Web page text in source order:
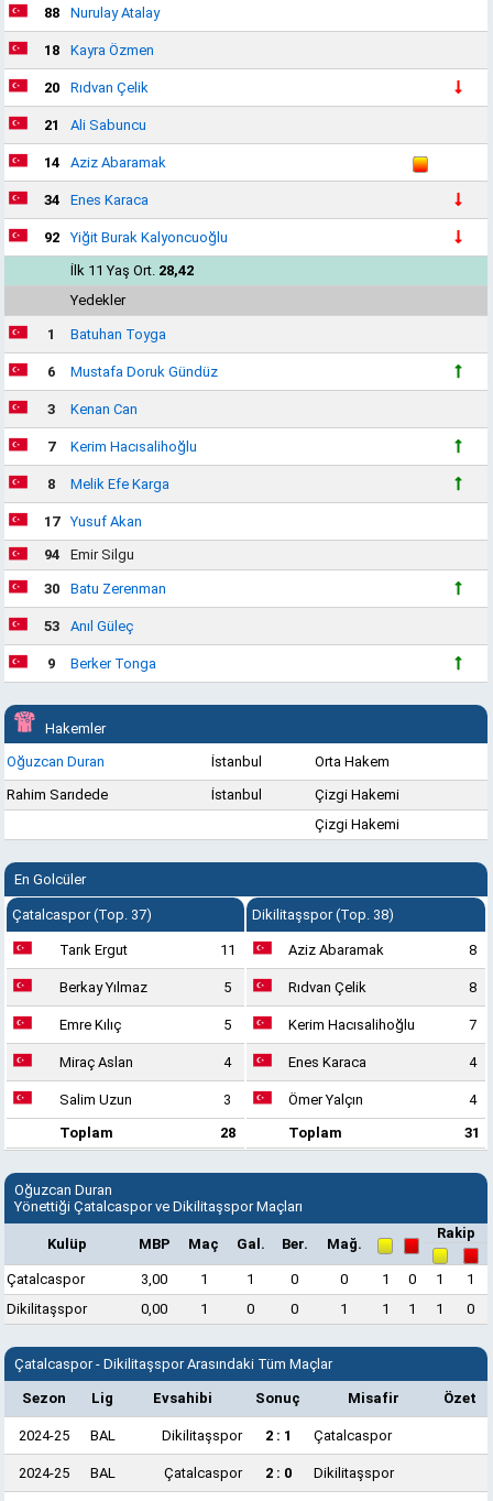
88 Nurulay Atalay
18 Kayra Özmen
20 Rıdvan Çelik
21 Ali Sabuncu
14 Aziz Abaramak
34 Enes Karaca
92
Yiğit Burak Kalyoncuoğlu
İlk 11 Yaş Ort. 28,42
Yedekler
1 Batuhan Toyga
6 Mustafa Doruk Gündüz
3 Kenan Can
7 Kerim Hacısalihoğlu
8 Melik Efe Karga
17
Yusuf Akan
94
Emir Silgu
30 Batu Zerenman
53 Anıl Güleç
9 Berker Tonga
Hakemler
Oğuzcan Duran
İstanbul
Orta Hakem
Rahim Sarıdede
İstanbul
Çizgi Hakemi
Çizgi Hakemi
En Golcüler
Çatalcaspor (Top. 37)
Tarık Ergut 11
Berkay Yılmaz 5
Emre Kılıç 5
Miraç Aslan 4
Salim Uzun
3
Toplam
28
Dikilitaşspor (Top. 38)
Aziz Abaramak 8
Rıdvan Çelik 8
Kerim Hacısalihoğlu 7
Enes Karaca 4
Ömer Yalçın
4
Toplam
31
Oğuzcan Duran
Yönettiği Çatalcaspor ve Dikilitaşspor Maçları
Kulüp MBP Maç Gal. Ber. Mağ.
Rakip
Çatalcaspor 3,00 1 1 0 0 1 0 1
1
Dikilitaşspor
0,00 1 0 0 1 1 1 1 0
Çatalcaspor - Dikilitaşspor Arasındaki Tüm Maçlar
Sezon Lig Evsahibi Sonuç Misafir Özet
2024-25 BAL Dikilitaşspor 2 : 1 Çatalcaspor
2024-25 BAL Çatalcaspor 2 : 0 Dikilitaşspor